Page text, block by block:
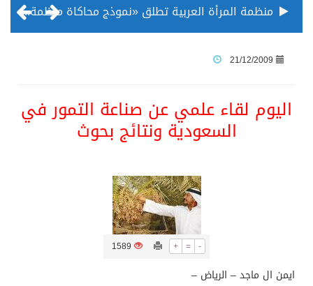
منظمة المرأة العربية تطلق «نموذج محاكاة منظمة المرأة العربية للشباب» بمشاركة 10 دول عربية..غدًا
21/12/2009
اليوم لقاء علمي عن صناعة التمور في
السعودية ونتائج بحوث
+ = -
1589
ايمن ال ماجد – الرياض –